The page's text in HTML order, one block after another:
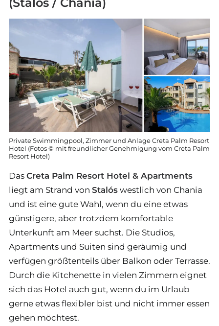
Private Swimmingpool, Zimmer und Anlage Creta Palm Resort
Hotel (Fotos © mit freundlicher Genehmigung vom Creta Palm
Resort Hotel)
Das Creta Palm Resort Hotel & Apartments
liegt am Strand von Stalós westlich von Chania
und ist eine gute Wahl, wenn du eine etwas
günstigere, aber trotzdem komfortable
Unterkunft am Meer suchst. Die Studios,
Apartments und Suiten sind geräumig und
verfügen größtenteils über Balkon oder Terrasse.
Durch die Kitchenette in vielen Zimmern eignet
sich das Hotel auch gut, wenn du im Urlaub
gerne etwas flexibler bist und nicht immer essen
gehen möchtest.